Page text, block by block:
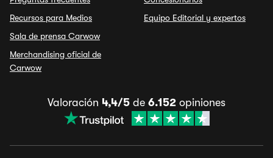
Recursos para Medios
Sala de prensa Carwow
Merchandising oficial de
Carwow
Equipo Editorial y expertos
Valoración 4,4/5 de 6.152 opiniones